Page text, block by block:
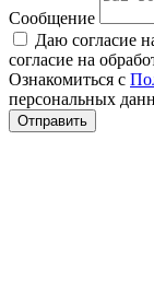
Сообщение
Даю согласие
согласие на
Ознакомиться с
персональных